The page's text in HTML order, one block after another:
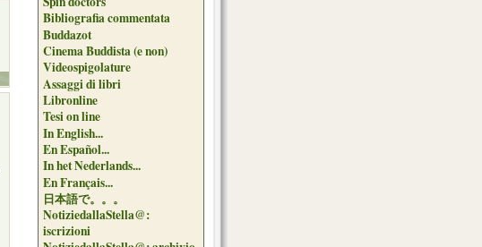
Bibliografia commentata
Buddazot
Cinema Buddista (e non)
Videospigolature
Assaggi di libri
Libronline
Tesi on line
In English...
En Español...
In het Nederlands...
En Français...
日本語で。。。
NotiziedallaStella@:
iscrizioni